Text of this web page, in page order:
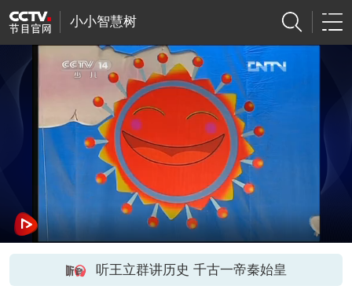
小小智慧树
听王立群讲历史 千古一帝秦始皇